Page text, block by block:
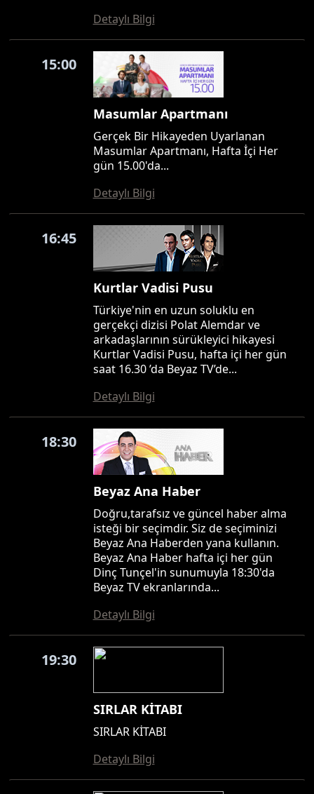
Detaylı Bilgi
15:00
Masumlar Apartmanı
Gerçek Bir Hikayeden Uyarlanan
Masumlar Apartmanı, Hafta İçi Her
gün 15.00'da...
Detaylı Bilgi
16:45
Kurtlar Vadisi Pusu
Türkiye'nin en uzun soluklu en
gerçekçi dizisi Polat Alemdar ve
arkadaşlarının sürükleyici hikayesi
Kurtlar Vadisi Pusu, hafta içi her gün
saat 16.30 ’da Beyaz TV’de...
Detaylı Bilgi
18:30
Beyaz Ana Haber
Doğru,tarafsız ve güncel haber alma
isteği bir seçimdir. Siz de seçiminizi
Beyaz Ana Haberden yana kullanın.
Beyaz Ana Haber hafta içi her gün
Dinç Tunçel'in sunumuyla 18:30'da
Beyaz TV ekranlarında...
Detaylı Bilgi
19:30
SIRLAR KİTABI
SIRLAR KİTABI
Detaylı Bilgi